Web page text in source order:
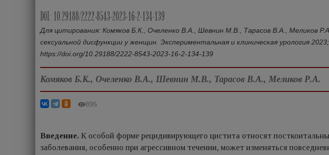
DOI: 10.29188/2222-8543-2023-16-2-134-139
Для цитирования: Комяков Б.К., Очеленко В.А., Шевнин М.В., Тарасов В.А., Меликов
сексуальной дисфункции у женщин. Экспериментальная и клиническая урология
https://doi.org/10.29188/2222‑8543‑2023‑16‑2‑134‑139
Комяков Б.К., Очеленко В.А., Шевнин М.В., Тарасов В.А., Меликов Р.А.
895
Введение. К особой форме рецидивирующего цистита относят
заболевания, особенно при агрессивном течении, может изменяться